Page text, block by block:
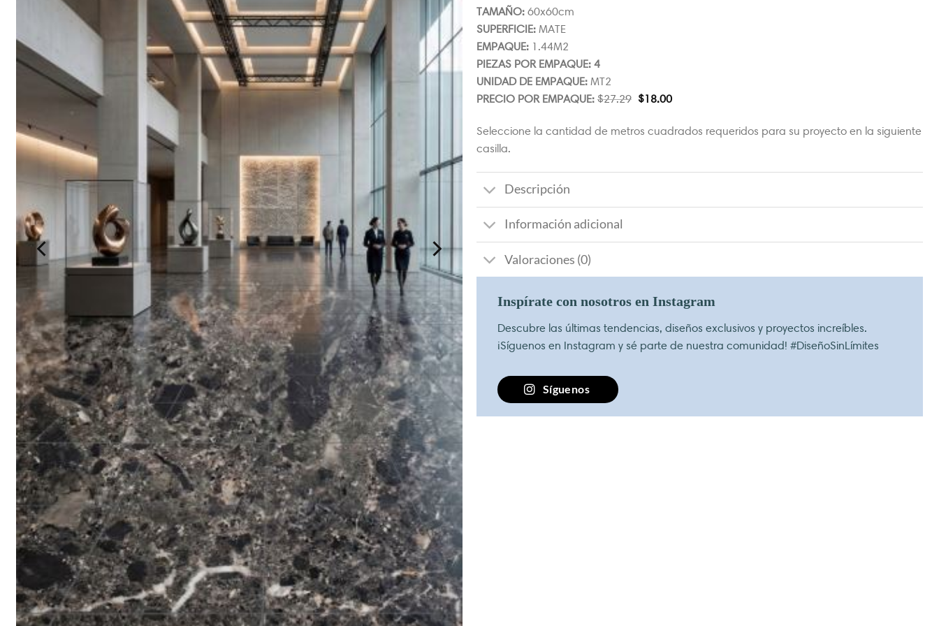
TAMAÑO:60x60cm
SUPERFICIE:MATE
EMPAQUE:1.44M2
PIEZAS POR EMPAQUE: 4
UNIDAD DE EMPAQUE:MT2
PRECIO POR EMPAQUE: $27.29 $18.00
Seleccione la cantidad de metros cuadrados requeridos para su proyecto en la siguiente
casilla.
Descripción
Información adicional
Valoraciones (0)
Inspírate con nosotros en Instagram
Descubre las últimas tendencias, diseños exclusivos y proyectos increíbles.
¡Síguenos en Instagram y sé parte de nuestra comunidad! #DiseñoSinLímites
Síguenos